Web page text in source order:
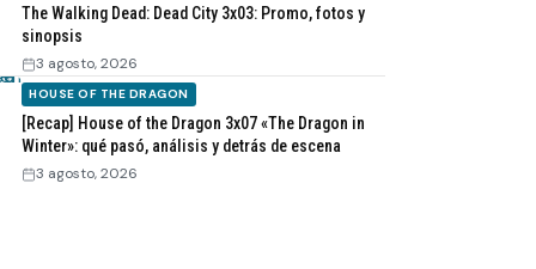
The Walking Dead: Dead City 3x03: Promo, fotos y
sinopsis
3 agosto, 2026
HOUSE OF THE DRAGON
[Recap] House of the Dragon 3x07 «The Dragon in
Winter»: qué pasó, análisis y detrás de escena
3 agosto, 2026